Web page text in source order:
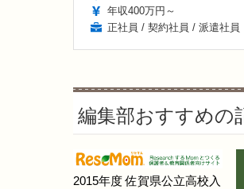
年収400万円～
正社員 / 契約社員 / 派遣社員
編集部おすすめの
2015年度 佐賀県公立高校入